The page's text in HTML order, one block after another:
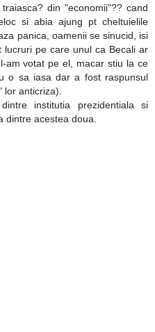
din "economii"?? cand
si abia ajung pt cheltuielile
panica, oamenii se sinucid, isi
lucruri pe care unul ca Becali ar
am votat pe el, macar stiu la ce
o sa iasa dar a fost raspunsul
anticriza).
institutia prezidentiala si
dintre acestea doua.